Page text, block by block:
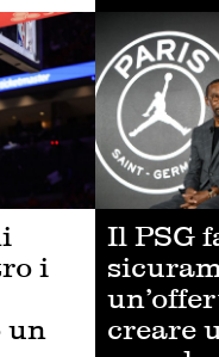
ALTRI SPORT
i
un
Il PSG
creare